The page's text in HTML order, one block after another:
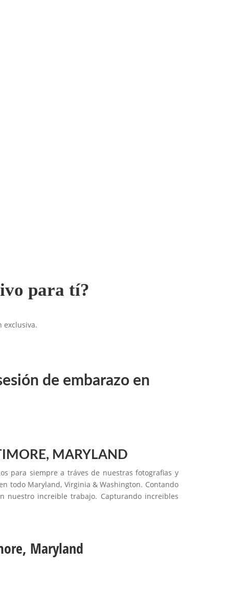
para tí?
exclusiva.
de embarazo en
MARYLAND
para siempre a tráves de nuestras fotografias y
todo Maryland, Virginia & Washington. Contando
nuestro increible trabajo. Capturando increibles
Maryland